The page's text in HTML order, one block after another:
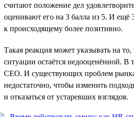
считают положение дел
оценивают его на 3 балла из 5. И ещё
к происходящему более позитивно.
Такая реакция может указывать на то,
ситуации остаётся недооценённой. В
CEO. И существующих проблем
недостаточно, чтобы изменить
и отказаться от устаревших взглядов.